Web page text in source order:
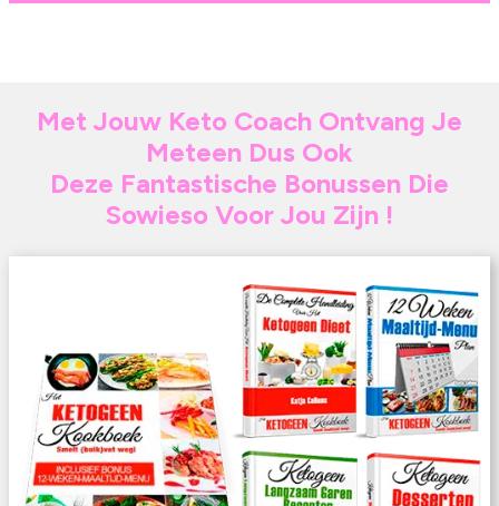
Met Jouw Keto Coach Ontvang Je
Meteen Dus Ook
Deze Fantastische Bonussen Die
Sowieso Voor Jou Zijn !